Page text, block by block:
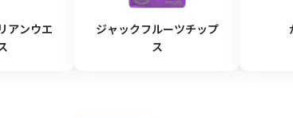
アンウエ
ジャックフルーツチップ
ス